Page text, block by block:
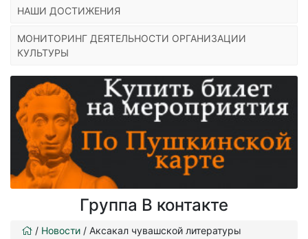
НАШИ ДОСТИЖЕНИЯ
МОНИТОРИНГ ДЕЯТЕЛЬНОСТИ ОРГАНИЗАЦИИ
КУЛЬТУРЫ
Группа В контакте
/ Новости / Аксакал чувашской литературы